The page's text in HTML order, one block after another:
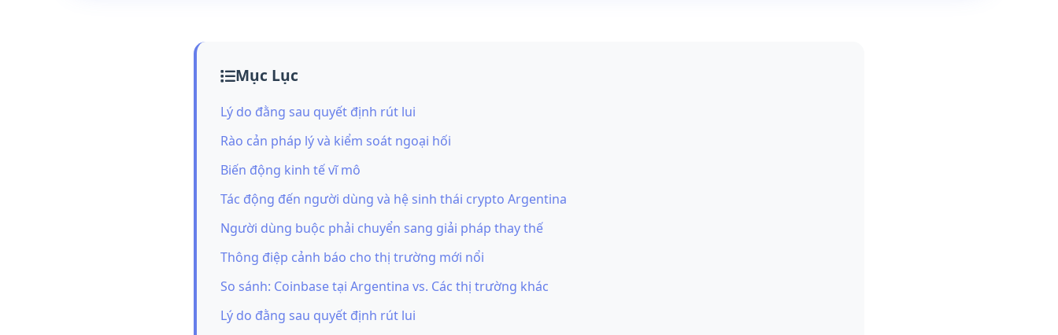
Mục Lục
Lý do đằng sau quyết định rút lui
Rào cản pháp lý và kiểm soát ngoại hối
Biến động kinh tế vĩ mô
Tác động đến người dùng và hệ sinh thái crypto Argentina
Người dùng buộc phải chuyển sang giải pháp thay thế
Thông điệp cảnh báo cho thị trường mới nổi
So sánh: Coinbase tại Argentina vs. Các thị trường khác
Lý do đằng sau quyết định rút lui